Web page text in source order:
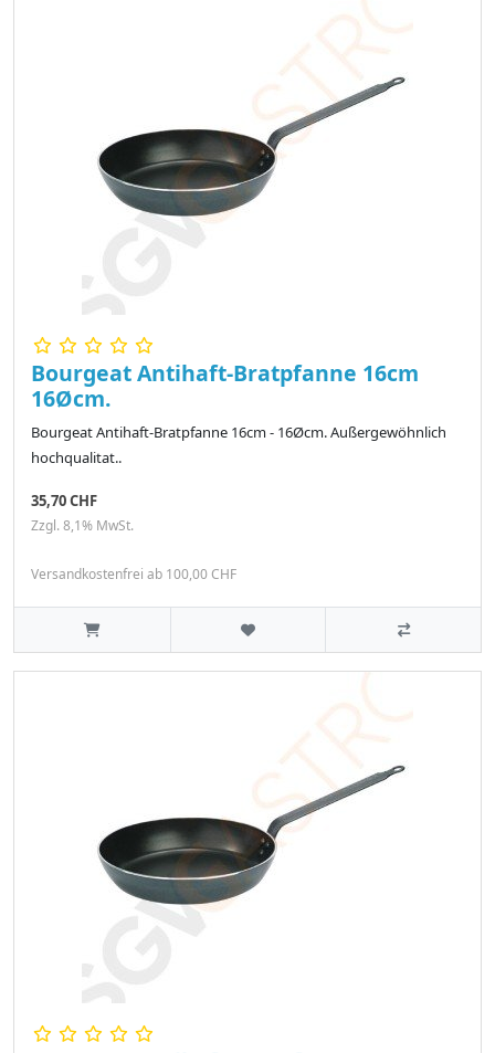
Bourgeat Antihaft-Bratpfanne 16cm
16Øcm.
Bourgeat Antihaft-Bratpfanne 16cm - 16Øcm. Außergewöhnlich
hochqualitat..
35,70 CHF
Zzgl. 8,1% MwSt.
Versandkostenfrei ab 100,00 CHF